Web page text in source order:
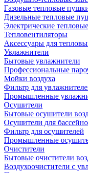
Газовые тепловые
Дизельные тепловые
Электрические
Тепловентиляторы
Аксессуары для
Увлажнители
Бытовые увлажнители
Профессиональные
Мойки воздуха
Фильтр для
Промышленные
Осушители
Бытовые осушители
Осушители для
Фильтр для осушителей
Промышленные
Очистители
Бытовые очистители
Воздухоочистители с